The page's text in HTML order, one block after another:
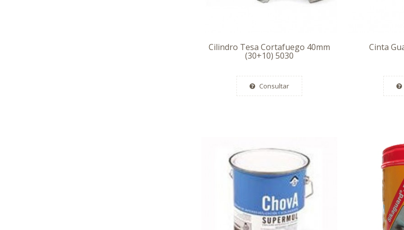
Cilindro Tesa Cortafuego 40mm
(30+10) 5030
Consultar
Cinta